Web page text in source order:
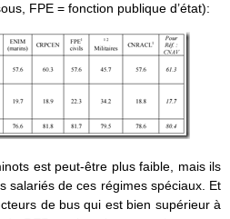
FPE = fonction publique d’état):
est peut-être plus faible, mais ils
salariés de ces régimes spéciaux. Et
de bus qui est bien supérieur à